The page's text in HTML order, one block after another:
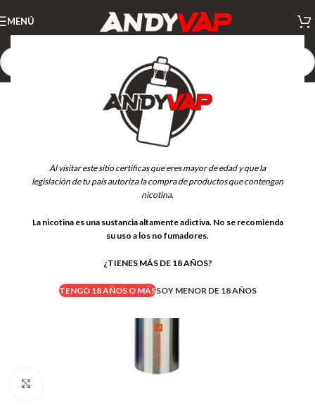
Al visitar este sitio certificas que eres mayor de edad y que la
legislación de tu país autoriza la compra de productos que contengan
nicotina.
La nicotina es una sustancia altamente adictiva. No se recomienda
su uso a los no fumadores.
¿TIENES MÁS DE 18 AÑOS?
TENGO 18 AÑOS O MÁSSOY MENOR DE 18 AÑOS
MENÚ